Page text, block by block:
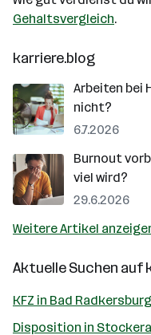
Gehaltsvergleich.
karriere.blog
Arbeiten bei
nicht?
6.7.2026
Burnout
viel wird?
29.6.2026
Weitere Artikel
Aktuelle Suchen auf
KFZ in Bad Radkersburg
Disposition in